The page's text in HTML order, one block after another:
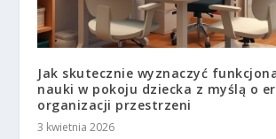
Jak skutecznie wyznaczyć
nauki w pokoju dziecka z myślą o
organizacji przestrzeni
3 kwietnia 2026